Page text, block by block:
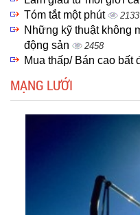
Tóm tắt một phút 2133
Những kỹ thuật không
động sản
2458
Mua thấp/ Bán cao bất
MẠNG LƯỚI